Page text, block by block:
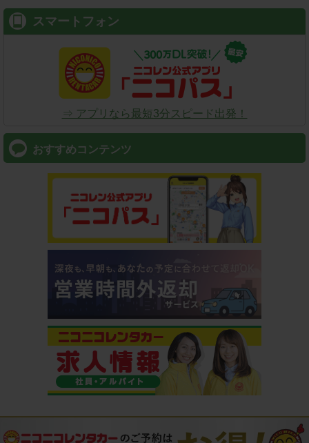
スマートフォン
⇒ アプリなら最短3分スピード出発！
おすすめコンテンツ